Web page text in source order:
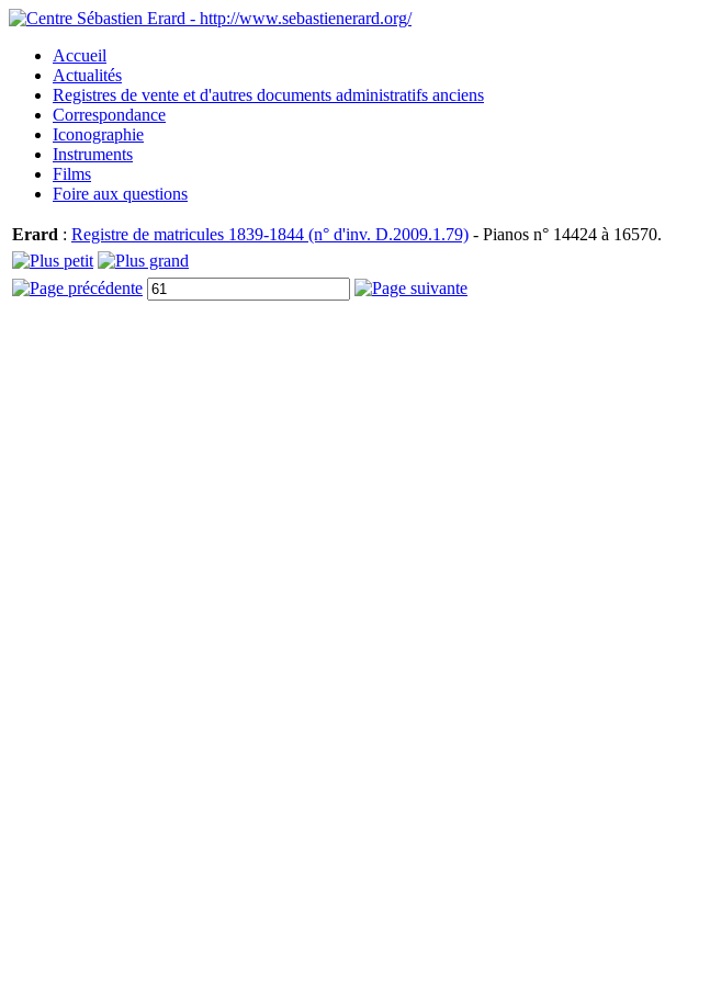
Accueil
Actualités
Registres de vente et d'autres documents administratifs anciens
Correspondance
Iconographie
Instruments
Films
Foire aux questions
Erard : Registre de matricules 1839-1844 (n° d'inv. D.2009.1.79) - Pianos n° 14424 à 16570.